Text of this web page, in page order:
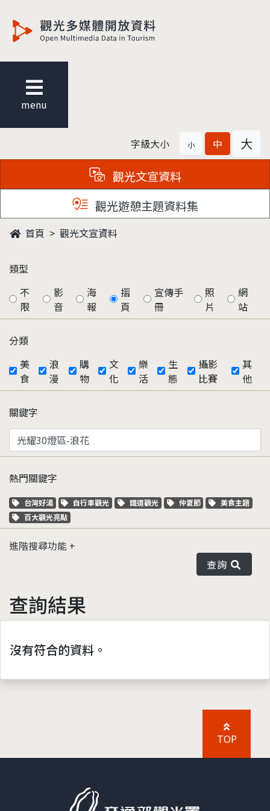
menu
字級大小 小 中 大
觀光文宣資料
觀光遊憩主題資料集
首頁 觀光文宣資料
類型
不
限
影
音
海
報
摺
頁
宣傳手
冊
照
片
網
站
分類
美
食
浪
漫
購
物
文
化
樂
活
生
態
攝影
比賽
其
他
關鍵字
熱門關鍵字
關鍵字標籤
台灣好湯 關鍵字標籤
自行車觀光 關鍵字標籤
鐵道觀光 關鍵字標籤
仲夏節 關鍵字標籤
美食主題
關鍵字標籤
百大觀光亮點
進階搜尋功能
查詢
查詢結果
沒有符合的資料。
TOP